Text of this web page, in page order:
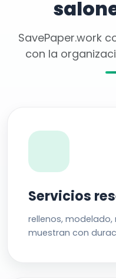
SavePaper.work
con la
Servicios
rellenos,
muestran con